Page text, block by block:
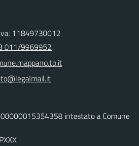
11849730012
011/9969952
intestato a Comune